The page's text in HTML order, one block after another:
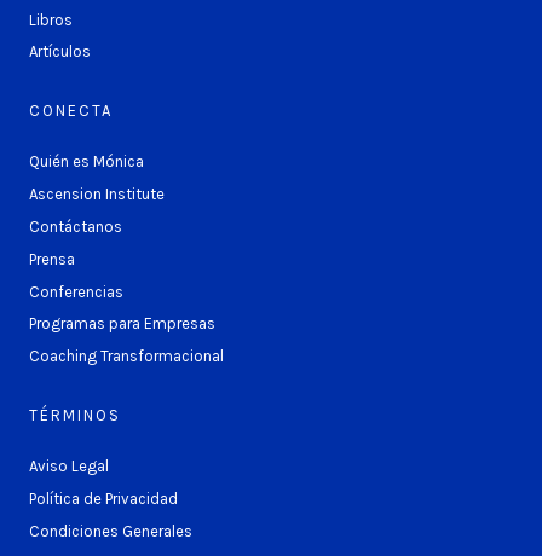
Libros
Artículos
CONECTA
Quién es Mónica
Ascension Institute
Contáctanos
Prensa
Conferencias
Programas para Empresas
Coaching Transformacional
TÉRMINOS
Aviso Legal
Política de Privacidad
Condiciones Generales